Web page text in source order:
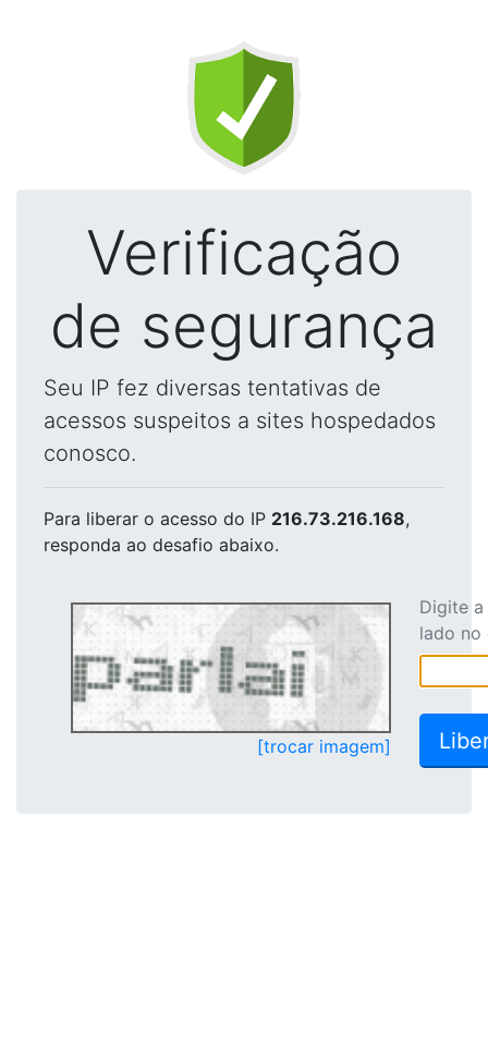
Verificação
de segurança
Seu IP fez diversas tentativas de
acessos suspeitos a sites hospedados
conosco.
Para liberar o acesso do IP 216.73.216.168,
responda ao desafio abaixo.
[trocar imagem]
Digite
lado no